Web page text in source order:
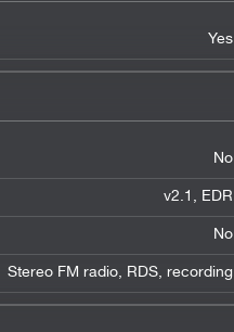
Yes
No
v2.1, EDR
No
Stereo FM radio, RDS, recording